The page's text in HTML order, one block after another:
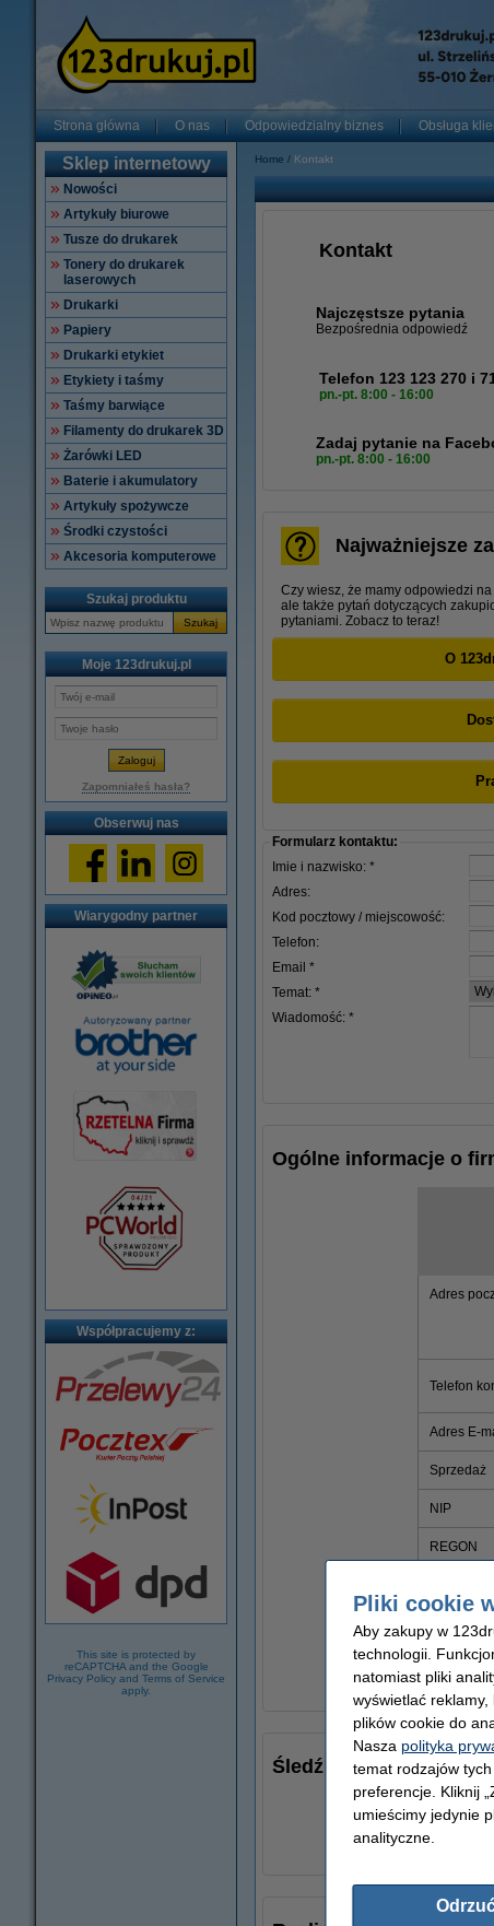
Strona główna O nas Odpowiedzialny biznes Obsługa
Sklep internetowy
Nowości
Artykuły biurowe
Tusze do drukarek
Tonery do drukarek
laserowych
Drukarki
Papiery
Drukarki etykiet
Etykiety i taśmy
Taśmy barwiące
Filamenty do drukarek 3D
Żarówki LED
Baterie i akumulatory
Artykuły spożywcze
Środki czystości
Akcesoria komputerowe
Szukaj produktu
Szukaj
Moje 123drukuj.pl
Zapomniałeś hasła?
Obserwuj nas
Wiarygodny partner
Współpracujemy z:
This site is protected by
reCAPTCHA and the Google
Privacy Policy and Terms of Service
apply.
Home Kontakt
Kontakt
Najczęstsze pytania
Bezpośrednia odpowiedź
Telefon 123 123 270 i
pn.-pt. 8:00 - 16:00
Zadaj pytanie na
pn.-pt. 8:00 - 16:00
Najważniejsze
Czy wiesz, że mamy odpowiedzi
ale także pytań dotyczących
pytaniami. Zobacz to teraz!
O
Formularz kontaktu:
Imie i nazwisko: *
Adres:
Kod pocztowy / miejscowość:
Telefon:
Email *
Temat: *
Wiadomość: *
Ogólne informacje o
Adres
Telefon
Adres E-
Sprzedaż
NIP
REGON
KRS
Konto
Śledź 123drukuj.pl w
Pliki cookie
Aby zakupy w
technologii.
natomiast pliki
wyświetlać
plików cookie do
Nasza polityka
temat rodzajów
preferencje. Kliknij
umieścimy jedynie
analityczne.